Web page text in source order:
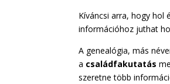
Kíváncsi arra, hogy hol
információhoz juthat
A genealógia, más
a családfakutatás
szeretne több